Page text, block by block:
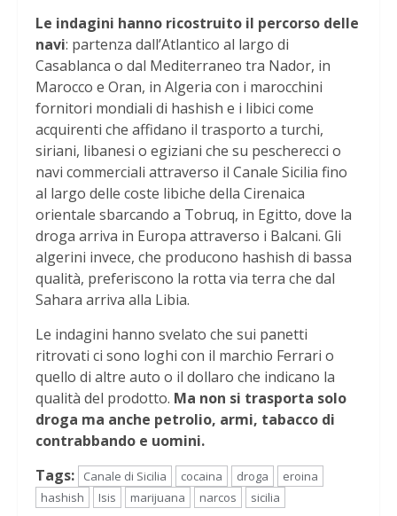
Le indagini hanno ricostruito il percorso delle
navi: partenza dall’Atlantico al largo di
Casablanca o dal Mediterraneo tra Nador, in
Marocco e Oran, in Algeria con i marocchini
fornitori mondiali di hashish e i libici come
acquirenti che affidano il trasporto a turchi,
siriani, libanesi o egiziani che su pescherecci o
navi commerciali attraverso il Canale Sicilia fino
al largo delle coste libiche della Cirenaica
orientale sbarcando a Tobruq, in Egitto, dove la
droga arriva in Europa attraverso i Balcani. Gli
algerini invece, che producono hashish di bassa
qualità, preferiscono la rotta via terra che dal
Sahara arriva alla Libia.
Le indagini hanno svelato che sui panetti
ritrovati ci sono loghi con il marchio Ferrari o
quello di altre auto o il dollaro che indicano la
qualità del prodotto. Ma non si trasporta solo
droga ma anche petrolio, armi, tabacco di
contrabbando e uomini.
Tags:
Canale di Sicilia cocaina droga
eroina
hashish
Isis marijuana narcos sicilia